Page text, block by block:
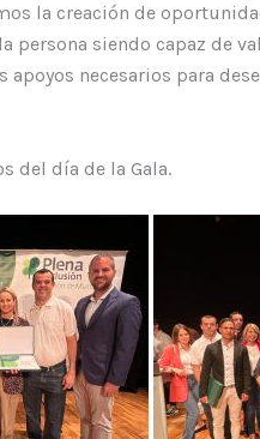
la creación de
persona siendo capaz de
apoyos necesarios para
del día de la Gala.